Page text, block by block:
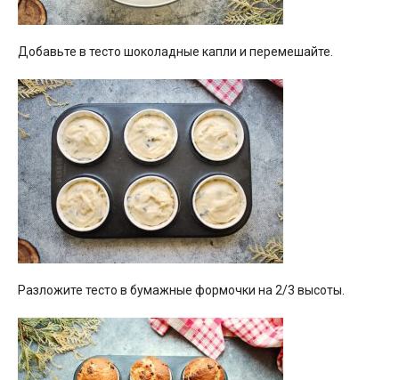
Добавьте в тесто шоколадные капли и перемешайте.
Разложите тесто в бумажные формочки на 2/3 высоты.